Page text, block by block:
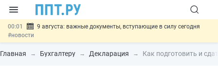
00:01
9 августа: важные документы, вступающие в силу сегодня
#новости
07.08 Подписан закон о блокировке продажи опасных товаров через
«Честный знак»#новости
Главная Бухгалтеру Декларация Как подготовить и